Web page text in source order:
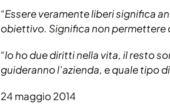
“Essere veramente liberi significa
obiettivo. Significa non permettere
“Io ho due diritti nella vita, il resto
guideranno l’azienda, e quale tipo
24 maggio 2014